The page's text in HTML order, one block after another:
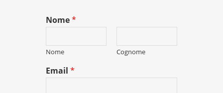
Nome*
Nome Cognome
Email*